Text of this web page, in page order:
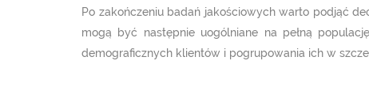
Po zakończeniu badań jakościowych warto podjąć
mogą być następnie uogólniane na pełną
demograficznych klientów i pogrupowania ich w